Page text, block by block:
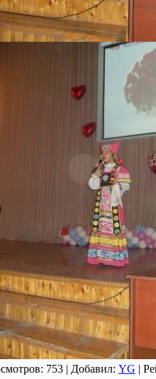
: 753 | Добавил: YG |